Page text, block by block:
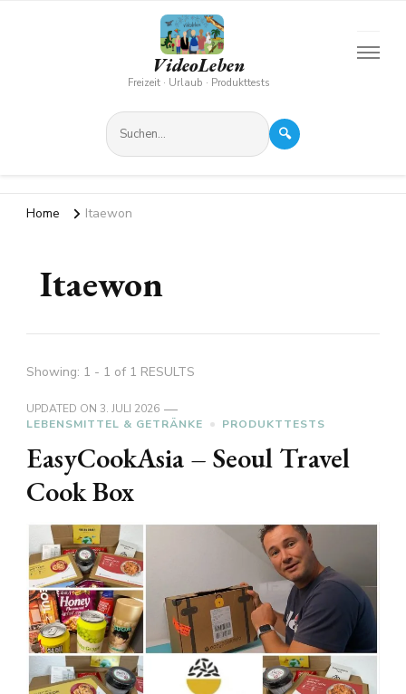
VideoLeben
Freizeit · Urlaub · Produkttests
🔍
Home Itaewon
Itaewon
Showing: 1 - 1 of 1 RESULTS
UPDATED ON 3. JULI 2026
LEBENSMITTEL & GETRÄNKE
PRODUKTTESTS
EasyCookAsia – Seoul Travel
Cook Box